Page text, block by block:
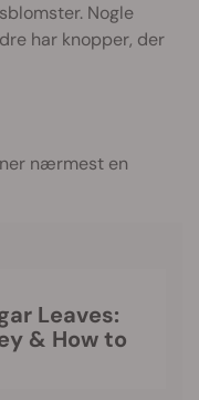
Nogle
har knopper, der
nærmest en
& How to